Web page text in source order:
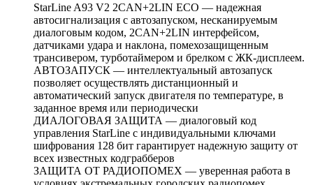
StarLine A93 V2 2CAN+2LIN ECO — надежная
автосигнализация с автозапуском, несканируемым
диалоговым кодом, 2CAN+2LIN интерфейсом,
датчиками удара и наклона, помехозащищенным
трансивером, турботаймером и брелком с ЖК-дисплеем.
АВТОЗАПУСК — интеллектуальный автозапуск
позволяет осуществлять дистанционный и
автоматический запуск двигателя по температуре, в
заданное время или периодически
ДИАЛОГОВАЯ ЗАЩИТА — диалоговый код
управления StarLine c индивидуальными ключами
шифрования 128 бит гарантирует надежную защиту от
всех известных кодграбберов
ЗАЩИТА ОТ РАДИОПОМЕХ — уверенная работа в